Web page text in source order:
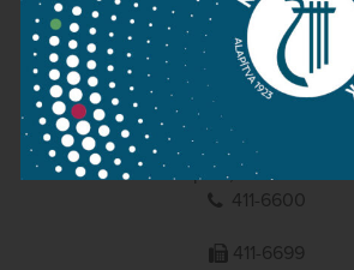
NEMZETI
1095 Budapest, Komor Marcell
411-6600
411-6699